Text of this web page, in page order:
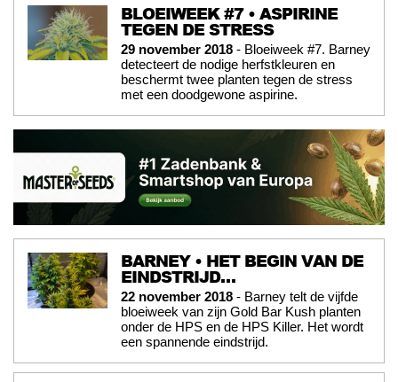
BLOEIWEEK #7 • ASPIRINE
TEGEN DE STRESS
29 november 2018 - Bloeiweek #7. Barney
detecteert de nodige herfstkleuren en
beschermt twee planten tegen de stress
met een doodgewone aspirine.
BARNEY • HET BEGIN VAN DE
EINDSTRIJD…
22 november 2018 - Barney telt de vijfde
bloeiweek van zijn Gold Bar Kush planten
onder de HPS en de HPS Killer. Het wordt
een spannende eindstrijd.